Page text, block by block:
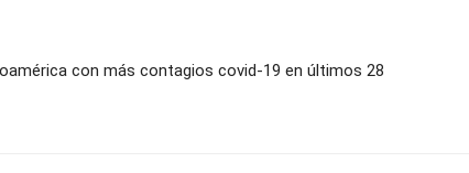
con más contagios covid-19 en últimos 28